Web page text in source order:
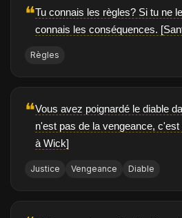
❝Tu connais les règles? Si tu ne
connais les conséquences.
Règles
❝Vous avez poignardé le diable
n'est pas de la vengeance,
à Wick]
Justice Vengeance Diable